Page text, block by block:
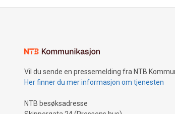
Vil du sende en pressemelding fra NTB
Her finner du mer informasjon om tjenesten
NTB besøksadresse